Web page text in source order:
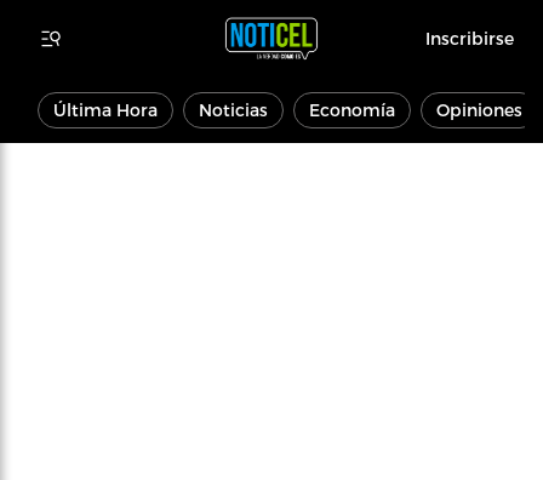
Inscribirse
Última Hora Noticias Economía Opiniones